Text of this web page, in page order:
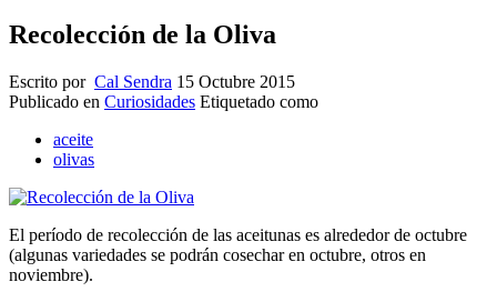
Recolección de la Oliva
Escrito por Cal Sendra 15 Octubre 2015
Publicado en Curiosidades Etiquetado como
aceite
olivas
El período de recolección de las aceitunas es alrededorde octubre
(algunas variedades se podrán cosechar en octubre, otros en
noviembre).